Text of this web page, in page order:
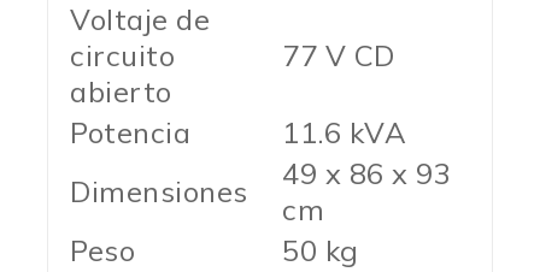
Voltaje de
circuito
abierto
77 V CD
Potencia
11.6 kVA
Dimensiones
49 x 86 x 93
cm
Peso
50 kg